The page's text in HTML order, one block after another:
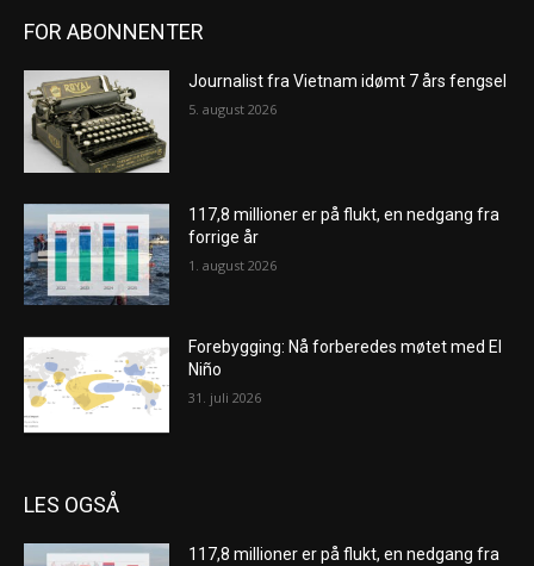
FOR ABONNENTER
Journalist fra Vietnam idømt 7 års fengsel
5. august 2026
117,8 millioner er på flukt, en nedgang fra
forrige år
1. august 2026
Forebygging: Nå forberedes møtet med El
Niño
31. juli 2026
LES OGSÅ
117,8 millioner er på flukt, en nedgang fra